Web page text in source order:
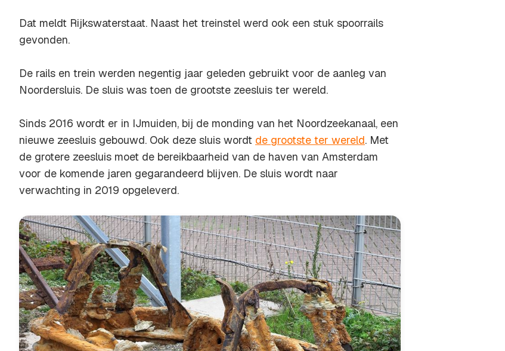
Dat meldt Rijkswaterstaat. Naast het treinstel werd ook een stuk spoorrails
gevonden.
De rails en trein werden negentig jaar geleden gebruikt voor de aanleg van
Noordersluis. De sluis was toen de grootste zeesluis ter wereld.
Sinds 2016 wordt er in IJmuiden, bij de monding van het Noordzeekanaal, een
nieuwe zeesluis gebouwd. Ook deze sluis wordt de grootste ter wereld. Met
de grotere zeesluis moet de bereikbaarheid van de haven van Amsterdam
voor de komende jaren gegarandeerd blijven. De sluis wordt naar
verwachting in 2019 opgeleverd.